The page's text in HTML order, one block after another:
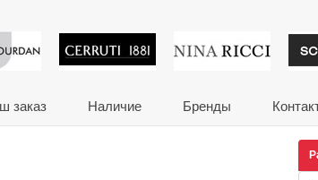
и
заказ Наличие Бренды